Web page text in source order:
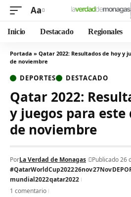
Aa
Inicio Destacado Regionales
Portada » Qatar 2022: Resultados de hoy y
de noviembre
DEPORTES DESTACADO
Qatar 2022:
y juegos para este
de noviembre
PorLa Verdad de Monagas
Publicado 26
#QatarWorldCup202226nov27Nov
mundial2022qatar2022
1 comentario